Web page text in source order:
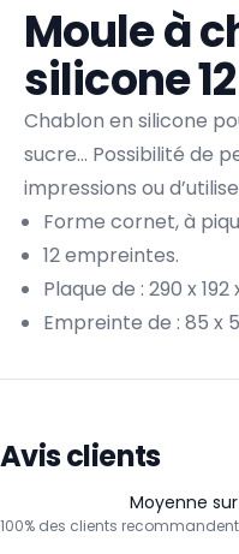
Moule à
silicone
Chablon en silicone
sucre… Possibilité de
impressions ou
Forme cornet, à
12 empreintes.
Plaque de : 290
Empreinte de : 85 x
Avis clients
Moyenne
100% des clients